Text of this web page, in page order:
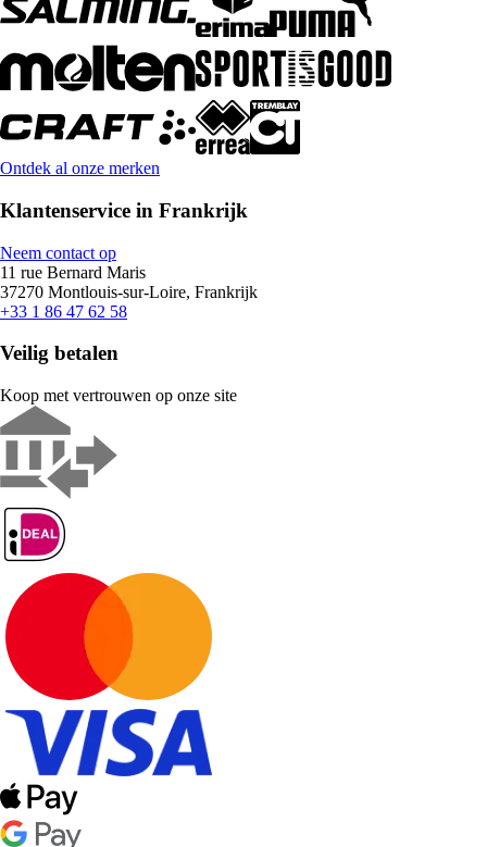
Ontdek al onze merken
Klantenservice in Frankrijk
Neem contact op
11 rue Bernard Maris
37270 Montlouis-sur-Loire, Frankrijk
+33 1 86 47 62 58
Veilig betalen
Koop met vertrouwen op onze site